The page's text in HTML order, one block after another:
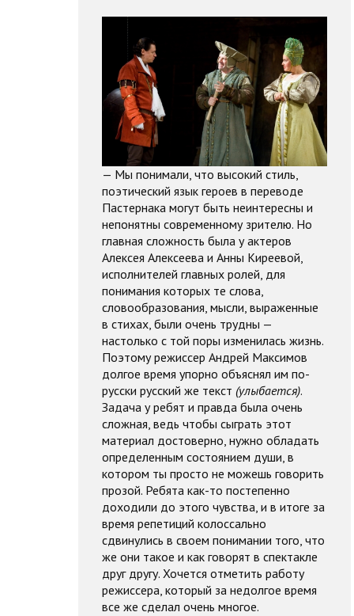
— Мы понимали, что высокий стиль,
поэтический язык героев в переводе
Пастернака могут быть неинтересны и
непонятны современному зрителю. Но
главная сложность была у актеров
Алексея Алексеева и Анны Киреевой,
исполнителей главных ролей, для
понимания которых те слова,
словообразования, мысли, выраженные
в стихах, были очень трудны —
настолько с той поры изменилась жизнь.
Поэтому режиссер Андрей Максимов
долгое время упорно объяснял им по-
русски русский же текст (улыбается).
Задача у ребят и правда была очень
сложная, ведь чтобы сыграть этот
материал достоверно, нужно обладать
определенным состоянием души, в
котором ты просто не можешь говорить
прозой. Ребята как-то постепенно
доходили до этого чувства, и в итоге за
время репетиций колоссально
сдвинулись в своем понимании того, что
же они такое и как говорят в спектакле
друг другу. Хочется отметить работу
режиссера, который за недолгое время
все же сделал очень многое.